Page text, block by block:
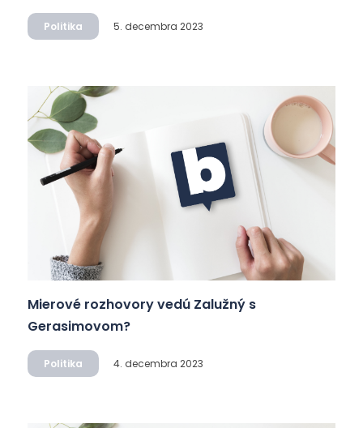
Politika 5. decembra 2023
Mierové rozhovory vedú Zalužný s
Gerasimovom?
Politika 4. decembra 2023